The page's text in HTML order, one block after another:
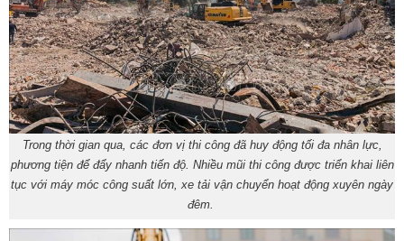
Trong thời gian qua, các đơn vị thi công đã huy động tối đa nhân lực,
phương tiện để đẩy nhanh tiến độ. Nhiều mũi thi công được triển khai liên
tục với máy móc công suất lớn, xe tải vận chuyển hoạt động xuyên ngày
đêm.